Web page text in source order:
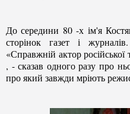
До середини 80 -х ім'я
сторінок газет і
«Справжній актор
, - сказав одного разу про
про який завжди мріють